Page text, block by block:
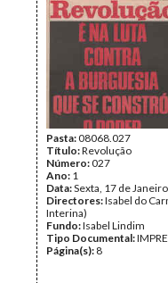
Pasta:08068.027
Título:Revolução
Número:027
Ano: 1
Data:Sexta, 17 de
Directores:Isabel do
Interina)
Fundo:Isabel Lindim
Tipo Documental:
Página(s): 8